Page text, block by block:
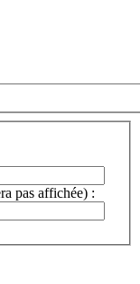
pas affichée) :